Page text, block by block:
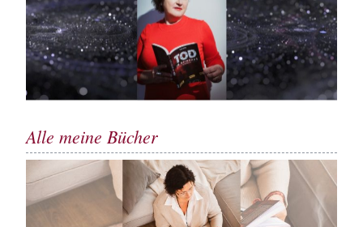
Alle meine Bücher